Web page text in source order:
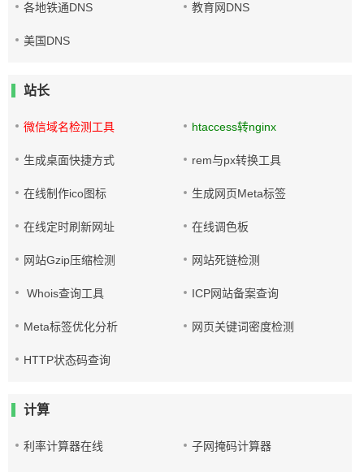
各地铁通DNS 教育网DNS
美国DNS
站长
微信域名检测工具 htaccess转nginx
生成桌面快捷方式 rem与px转换工具
在线制作ico图标 生成网页Meta标签
在线定时刷新网址 在线调色板
网站Gzip压缩检测 网站死链检测
Whois查询工具 ICP网站备案查询
Meta标签优化分析 网页关键词密度检测
HTTP状态码查询
计算
利率计算器在线 子网掩码计算器